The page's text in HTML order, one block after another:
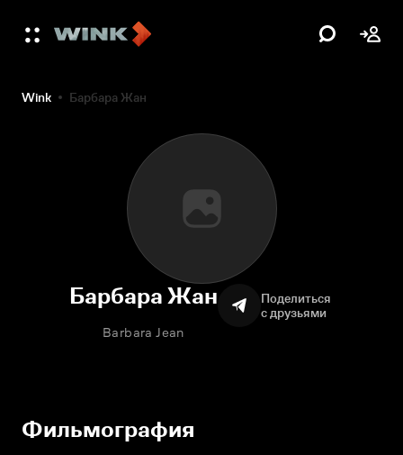
Wink Барбара Жан
Барбара Жан
Barbara Jean
Поделиться
с друзьями
Фильмография